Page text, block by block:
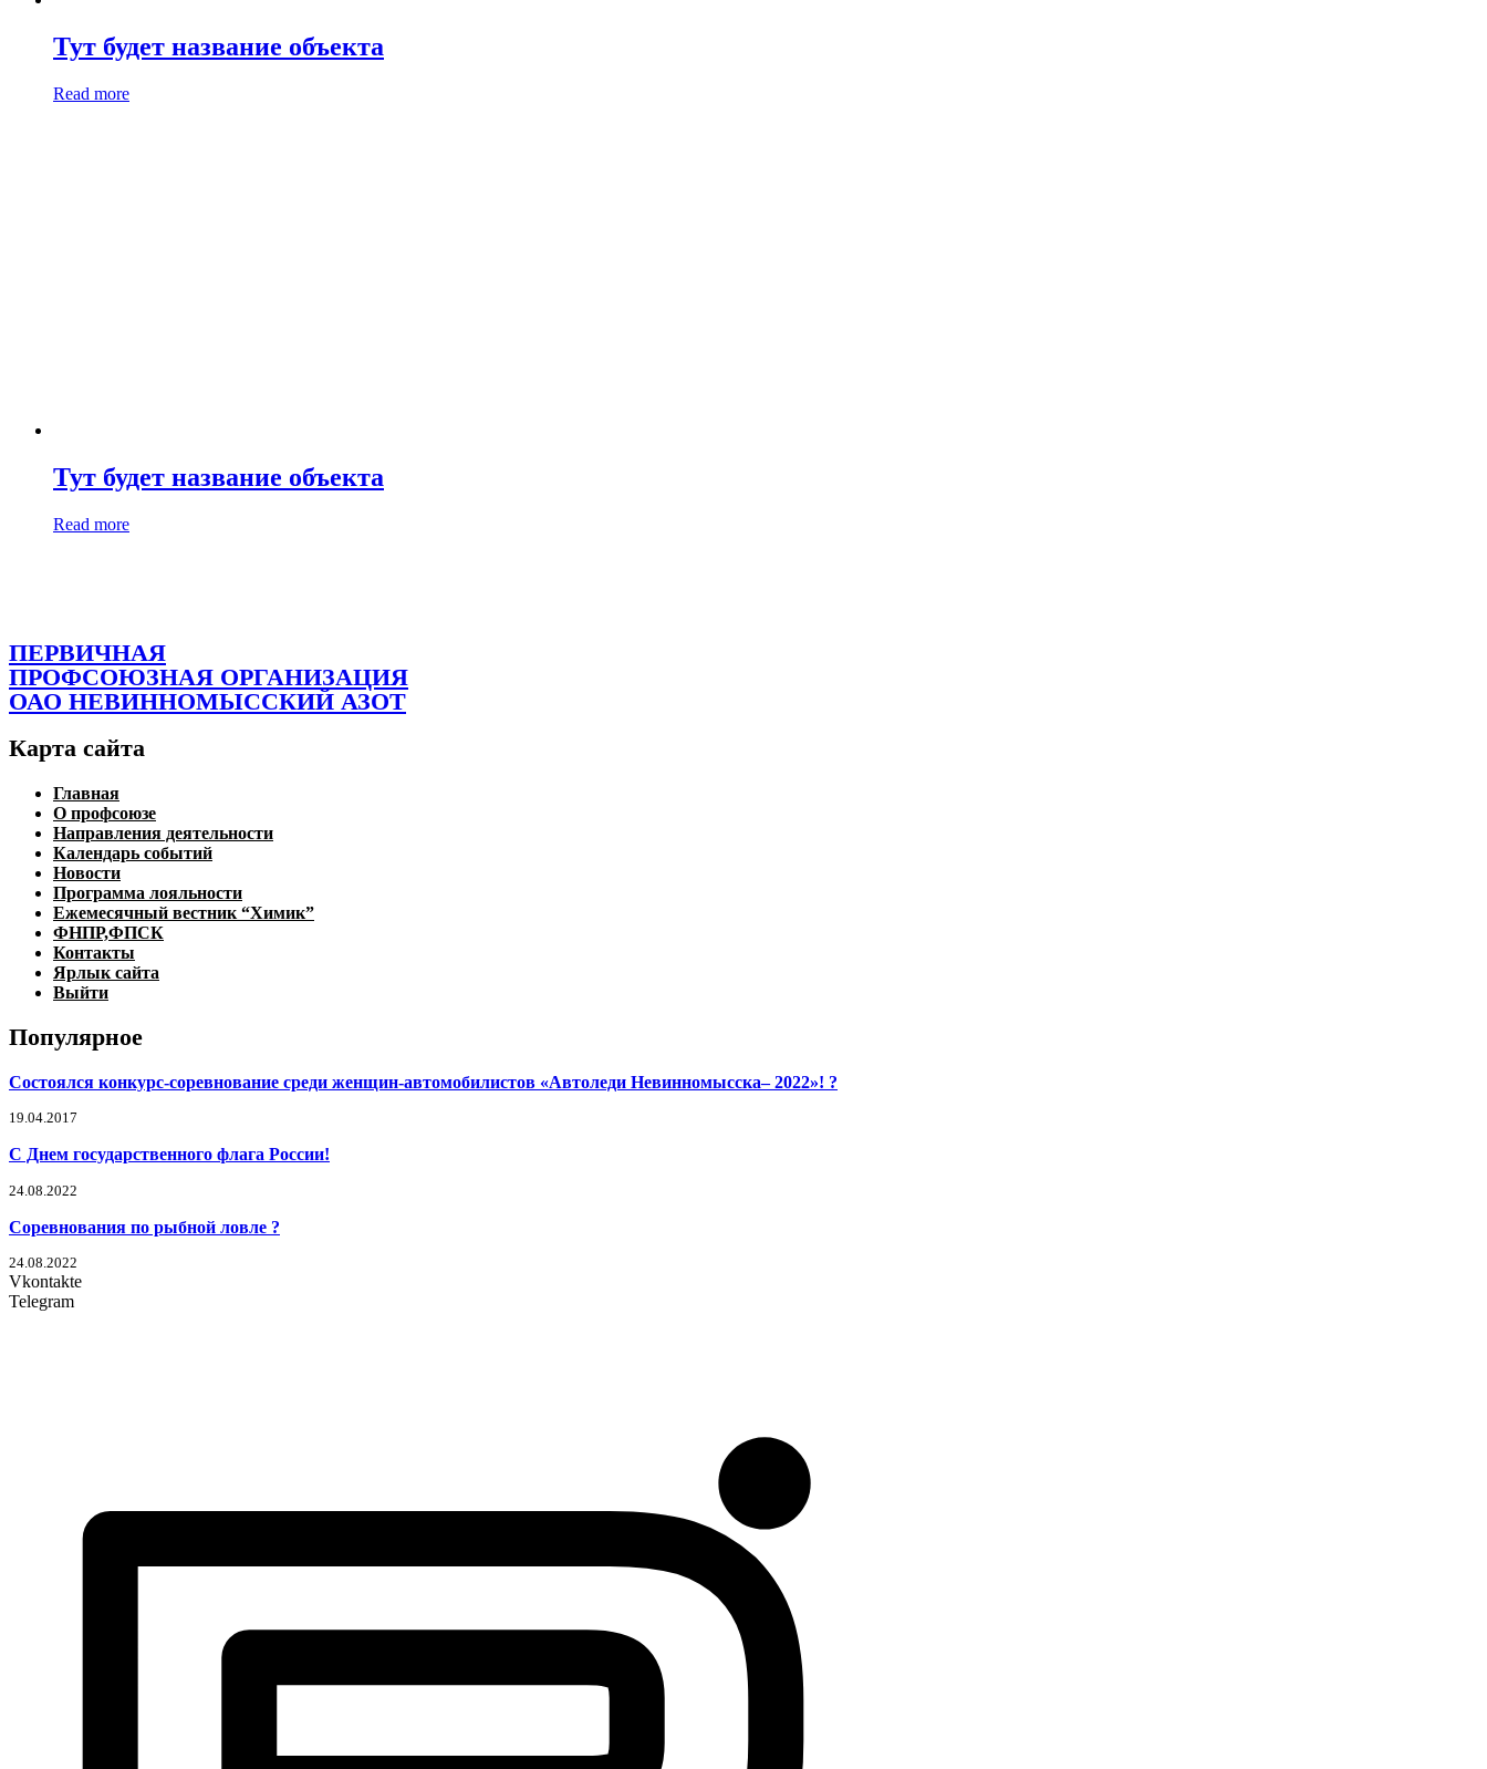
Тут будет название объекта
Read more
Тут будет название объекта
Read more
ПЕРВИЧНАЯ
ПРОФСОЮЗНАЯ ОРГАНИЗАЦИЯ
ОАО НЕВИННОМЫССКИЙ АЗОТ
Карта сайта
Главная
О профсоюзе
Направления деятельности
Календарь событий
Новости
Программа лояльности
Ежемесячный вестник “Химик”
ФНПР,ФПСК
Контакты
Ярлык сайта
Выйти
Популярное
Состоялся конкурс-соревнование среди женщин-автомобилистов «Автоледи Невинномысска– 2022»! ?
19.04.2017
С Днем государственного флага России!
24.08.2022
Соревнования по рыбной ловле ?
24.08.2022
Vkontakte
Telegram